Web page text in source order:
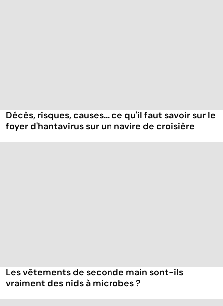
Décès, risques, causes... ce qu'il faut savoir sur le
foyer d'hantavirus sur un navire de croisière
Les vêtements de seconde main sont-ils
vraiment des nids à microbes ?